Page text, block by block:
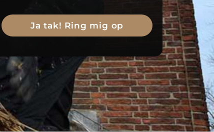
leave
this
field
empty.